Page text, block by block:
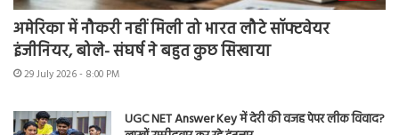
अमेरिका में नौकरी नहीं मिली तो भारत लौटे सॉफ्टवेयर
इंजीनियर, बोले- संघर्ष ने बहुत कुछ सिखाया
29 July 2026 - 8:00 PM
UGC NET Answer Key में देरी की वजह पेपर लीक विवाद?